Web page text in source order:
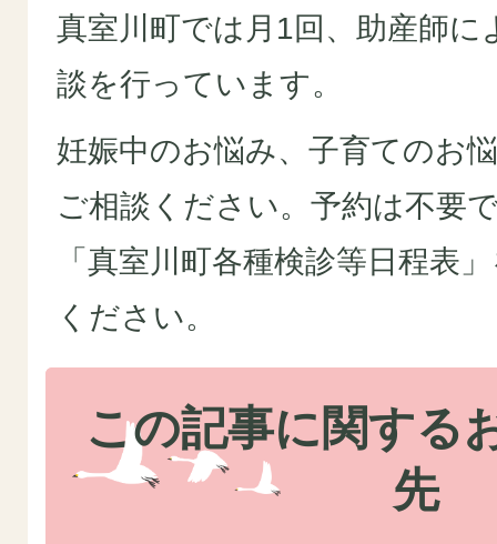
真室川町では月1回、助産師に
談を行っています。
妊娠中のお悩み、子育てのお
ご相談ください。予約は不要
「真室川町各種検診等日程表
ください。
この記事に関する
先